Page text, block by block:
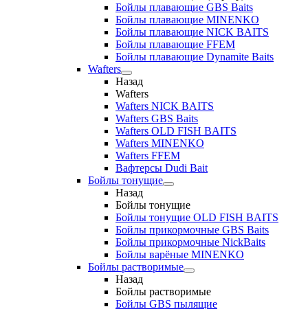
Бойлы плавающие GBS Baits
Бойлы плавающие MINENKO
Бойлы плавающие NICK BAITS
Бойлы плавающие FFEM
Бойлы плавающие Dynamite Baits
Wafters
Назад
Wafters
Wafters NICK BAITS
Wafters GBS Baits
Wafters OLD FISH BAITS
Wafters MINENKO
Wafters FFEM
Вафтерсы Dudi Bait
Бойлы тонущие
Назад
Бойлы тонущие
Бойлы тонущие OLD FISH BAITS
Бойлы прикормочные GBS Baits
Бойлы прикормочные NickBaits
Бойлы варёные MINENKO
Бойлы растворимые
Назад
Бойлы растворимые
Бойлы GBS пылящие